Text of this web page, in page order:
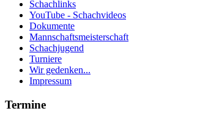
Schachlinks
YouTube - Schachvideos
Dokumente
Mannschaftsmeisterschaft
Schachjugend
Turniere
Wir gedenken...
Impressum
Termine